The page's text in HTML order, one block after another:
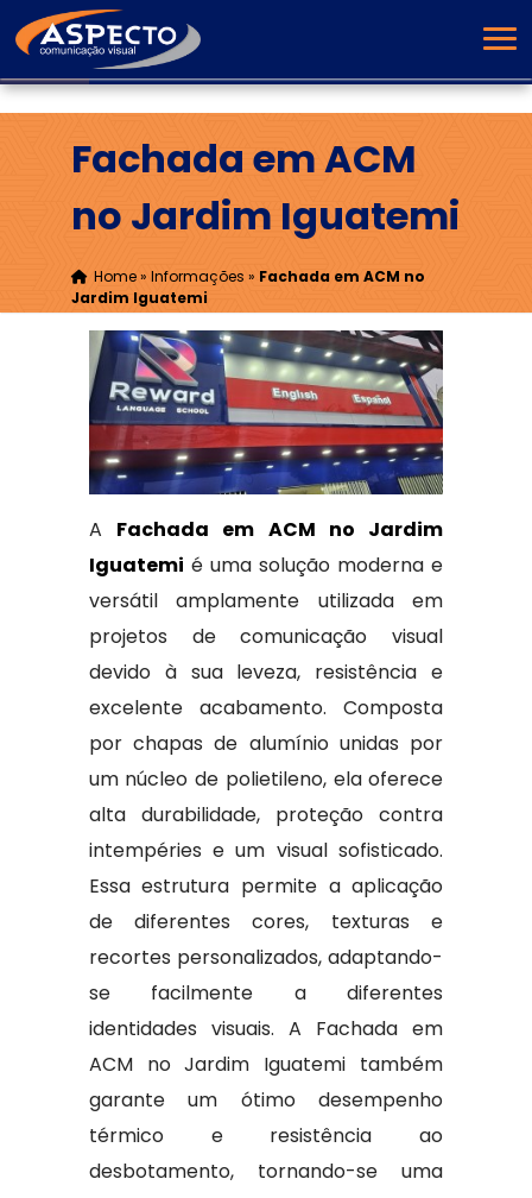
Fachada em ACM
no Jardim Iguatemi
Home» Informações » Fachada em ACM no
Jardim Iguatemi
A Fachada em ACM no Jardim
Iguatemi é uma solução moderna e
versátil amplamente utilizada em
projetos de comunicação visual
devido à sua leveza, resistência e
excelente acabamento. Composta
por chapas de alumínio unidas por
um núcleo de polietileno, ela oferece
alta durabilidade, proteção contra
intempéries e um visual sofisticado.
Essa estrutura permite a aplicação
de diferentes cores, texturas e
recortes personalizados, adaptando-
se facilmente a diferentes
identidades visuais. A Fachada em
ACM no Jardim Iguatemi também
garante um ótimo desempenho
térmico e resistência ao
desbotamento, tornando-se uma